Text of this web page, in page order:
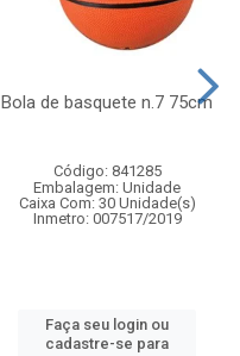
Bola de basquete n.7 75cm
Código: 841285
Embalagem: Unidade
Caixa Com: 30 Unidade(s)
Inmetro: 007517/2019
Faça seu login ou
cadastre-se para